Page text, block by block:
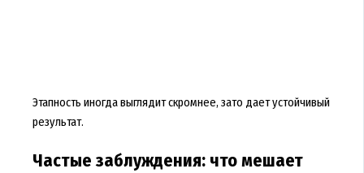
Этапность иногда выглядит скромнее, зато дает устойчивый
результат.
Частые заблуждения: что мешает